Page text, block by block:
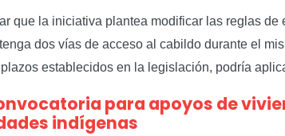
que la iniciativa plantea modificar las reglas
dos vías de acceso al cabildo durante el
establecidos en la legislación, podría
para apoyos de
indígenas